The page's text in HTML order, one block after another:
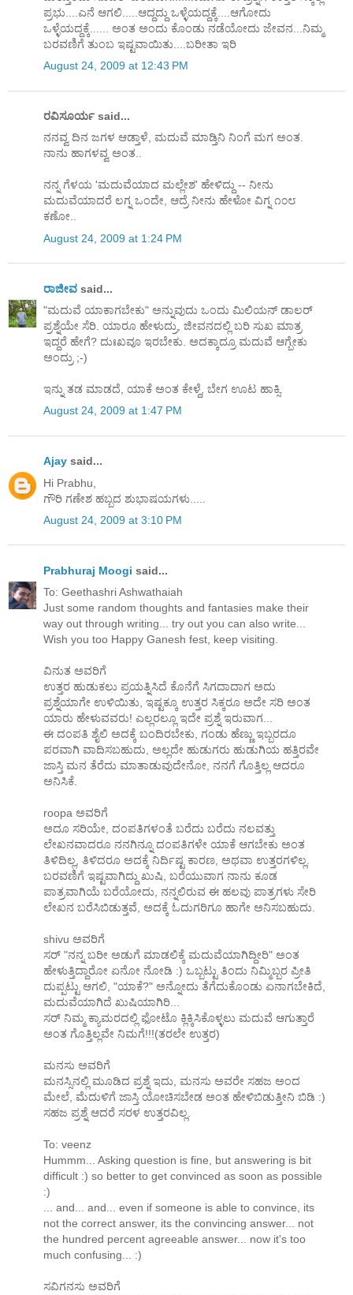
ಪ್ರಭು....ಎನೆ ಆಗಲಿ.....ಆದ್ದದ್ದು ಒಳ್ಳೆಯದ್ದಕ್ಕೆ....ಆಗೋದು
ಒಳ್ಳೆಯದ್ದಕ್ಕೆ...... ಅಂತ ಅಂದು ಕೊಂಡು ನಡೆಯೋದು ಜೇವನ...ನಿಮ್ಮ
ಬರವಣಿಗೆ ತುಂಬ ಇಷ್ಟವಾಯಿತು....ಬರೀತಾ ಇರಿ
August 24, 2009 at 12:43 PM
ರವಿಸೂರ್ಯ said...
ನನವ್ವ ದಿನ ಜಗಳ ಆಡ್ತಾಳೆ, ಮದುವೆ ಮಾಡ್ತಿನಿ ನಿಂಗೆ ಮಗ ಅಂತ.
ನಾನು ಹಾಗಳವ್ವ ಅಂತ..
ನನ್ನ ಗೆಳಯ 'ಮದುವೆಯಾದ ಮಲ್ಲೇಶ' ಹೇಳಿದ್ದು -- ನೀನು
ಮದುವೆಯಾದರೆ ಲಗ್ನ ಒಂದೇ, ಆದ್ರೆ ನೀನು ಹೇಳೋ ವಿಗ್ನ ೧೦೮
ಕಣೋ..
August 24, 2009 at 1:24 PM
ರಾಜೀವ said...
"ಮದುವೆ ಯಾಕಾಗಬೇಕು" ಅನ್ನುವುದು ಒಂದು ಮಿಲಿಯನ್ ಡಾಲರ್
ಪ್ರಶ್ನೆಯೇ ಸೆರಿ. ಯಾರೂ ಹೇಳುದ್ರು, ಜೀವನದಲ್ಲಿ ಬರಿ ಸುಖ ಮಾತ್ರ
ಇದ್ದರೆ ಹೇಗೆ? ದುಃಖವೂ ಇರಬೇಕು. ಅದಕ್ಕಾದ್ರೂ ಮದುವೆ ಆಗ್ಬೇಕು
ಅಂದ್ರು ;-)
ಇನ್ನು ತಡ ಮಾಡದೆ, ಯಾಕೆ ಅಂತ ಕೇಳ್ದೆ, ಬೇಗ ಊಟ ಹಾಕ್ಸಿ.
August 24, 2009 at 1:47 PM
Ajay said...
Hi Prabhu,
ಗೌರಿ ಗಣೇಶ ಹಬ್ಬದ ಶುಭಾಷಯಗಳು.....
August 24, 2009 at 3:10 PM
Prabhuraj Moogi said...
To: Geethashri Ashwathaiah
Just some random thoughts and fantasies make their
way out through writing... try out you can also write...
Wish you too Happy Ganesh fest, keep visiting.
ವಿನುತ ಅವರಿಗೆ
ಉತ್ತರ ಹುಡುಕಲು ಪ್ರಯತ್ನಿಸಿದೆ ಕೊನೆಗೆ ಸಿಗದಾದಾಗ ಅದು
ಪ್ರಶ್ನೆಯಾಗೇ ಉಳಿಯಿತು, ಇಷ್ಟಕ್ಕೂ ಉತ್ತರ ಸಿಕ್ಕರೂ ಅದೇ ಸರಿ ಅಂತ
ಯಾರು ಹೇಳುವವರು! ಎಲ್ಲರಲ್ಲೂ ಇದೇ ಪ್ರಶ್ನೆ ಇರುವಾಗ...
ಈ ದಂಪತಿ ಶೈಲಿ ಅದಕ್ಕೆ ಬಂದಿರಬೇಕು, ಗಂಡು ಹೆಣ್ಣು ಇಬ್ಬರದೂ
ಪರವಾಗಿ ವಾದಿಸಬಹುದು, ಅಲ್ಲದೇ ಹುಡುಗರು ಹುಡುಗಿಯ ಹತ್ತಿರವೇ
ಜಾಸ್ತಿ ಮನ ತೆರೆದು ಮಾತಾಡುವುದೇನೋ, ನನಗೆ ಗೊತ್ತಿಲ್ಲ ಆದರೂ
ಅನಿಸಿಕೆ.
roopa ಅವರಿಗೆ
ಅದೂ ಸರಿಯೇ, ದಂಪತಿಗಳಂತೆ ಬರೆದು ಬರೆದು ನಲವತ್ತು
ಲೇಖನವಾದರೂ ನನಗಿನ್ನೂ ದಂಪತಿಗಳೇ ಯಾಕೆ ಆಗಬೇಕು ಅಂತ
ತಿಳಿದಿಲ್ಲ, ತಿಳಿದರೂ ಅದಕ್ಕೆ ನಿರ್ದಿಷ್ಟ ಕಾರಣ, ಅಥವಾ ಉತ್ತರಗಳಿಲ್ಲ.
ಬರವಣಿಗೆ ಇಷ್ಟವಾಗಿದ್ದು ಖುಷಿ, ಬರೆಯುವಾಗ ನಾನು ಕೂಡ
ಪಾತ್ರವಾಗಿಯೆ ಬರೆಯೋದು, ನನ್ನಲಿರುವ ಈ ಹಲವು ಪಾತ್ರಗಳು ಸೇರಿ
ಲೇಖನ ಬರೆಸಿಬಿಡುತ್ತವೆ, ಅದಕ್ಕೆ ಓದುಗರಿಗೂ ಹಾಗೇ ಅನಿಸಬಹುದು.
shivu ಅವರಿಗೆ
ಸರ್ "ನನ್ನ ಬರೀ ಅಡುಗೆ ಮಾಡಲಿಕ್ಕೆ ಮದುವೆಯಾಗಿದ್ದೀರಿ" ಅಂತ
ಹೇಳುತ್ತಿದ್ದಾರೋ ಏನೋ ನೋಡಿ :) ಒಬ್ಬಟ್ಟು ತಿಂದು ನಿಮ್ಮಿಬ್ಬರ ಪ್ರೀತಿ
ದುಪ್ಪಟ್ಟು ಆಗಲಿ, "ಯಾಕೆ?" ಅನ್ನೋದು ತೆಗೆದುಕೊಂಡು ಏನಾಗಬೇಕಿದೆ,
ಮದುವೆಯಾಗಿದೆ ಖುಷಿಯಾಗಿರಿ...
ಸರ್ ನಿಮ್ಮ ಕ್ಯಾಮರದಲ್ಲಿ ಫೋಟೊ ಕ್ಲಿಕ್ಕಿಸಿಕೊಳ್ಳಲು ಮದುವೆ ಆಗುತ್ತಾರೆ
ಅಂತ ಗೊತ್ತಿಲ್ಲವೇ ನಿಮಗೆ!!!(ತರಲೇ ಉತ್ತರ)
ಮನಸು ಅವರಿಗೆ
ಮನಸ್ಸಿನಲ್ಲಿ ಮೂಡಿದ ಪ್ರಶ್ನೆ ಇದು, ಮನಸು ಅವರೇ ಸಹಜ ಅಂದ
ಮೇಲೆ, ಮೆದುಳಿಗೆ ಜಾಸ್ತಿ ಯೋಚಿಸಬೇಡ ಅಂತ ಹೇಳಿಬಿಡುತ್ತೀನಿ ಬಿಡಿ :)
ಸಹಜ ಪ್ರಶ್ನೆ ಆದರೆ ಸರಳ ಉತ್ತರವಿಲ್ಲ.
To: veenz
Hummm... Asking question is fine, but answering is bit
difficult :) so better to get convinced as soon as possible
:)
... and... and... even if someone is able to convince, its
not the correct answer, its the convincing answer... not
the hundred percent agreeable answer... now it's too
much confusing... :)
ಸವಿಗನಸು ಅವರಿಗೆ